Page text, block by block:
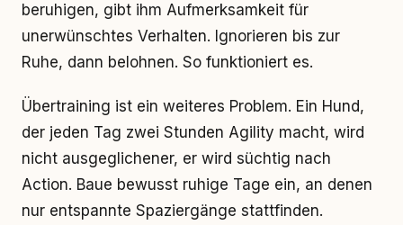
beruhigen, gibt ihm Aufmerksamkeit für
unerwünschtes Verhalten. Ignorieren bis zur
Ruhe, dann belohnen. So funktioniert es.
Übertraining ist ein weiteres Problem. Ein Hund,
der jeden Tag zwei Stunden Agility macht, wird
nicht ausgeglichener, er wird süchtig nach
Action. Baue bewusst ruhige Tage ein, an denen
nur entspannte Spaziergänge stattfinden.